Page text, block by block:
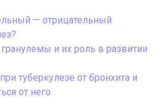
— отрицательный
и их роль в развитии
туберкулезе от бронхита и
от него